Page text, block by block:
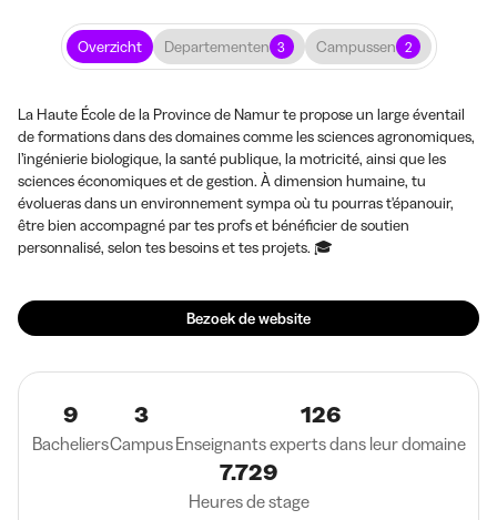
Overzicht Departementen 3 Campussen 2
La Haute École de la Province de Namur te propose un large éventail
de formations dans des domaines comme les sciences agronomiques,
l’ingénierie biologique, la santé publique, la motricité, ainsi que les
sciences économiques et de gestion. À dimension humaine, tu
évolueras dans un environnement sympa où tu pourras t'épanouir,
être bien accompagné par tes profs et bénéficier de soutien
personnalisé, selon tes besoins et tes projets. 🎓
Bezoek de website
9
Bacheliers
3
Campus
126
Enseignants experts dans leur domaine
7.729
Heures de stage